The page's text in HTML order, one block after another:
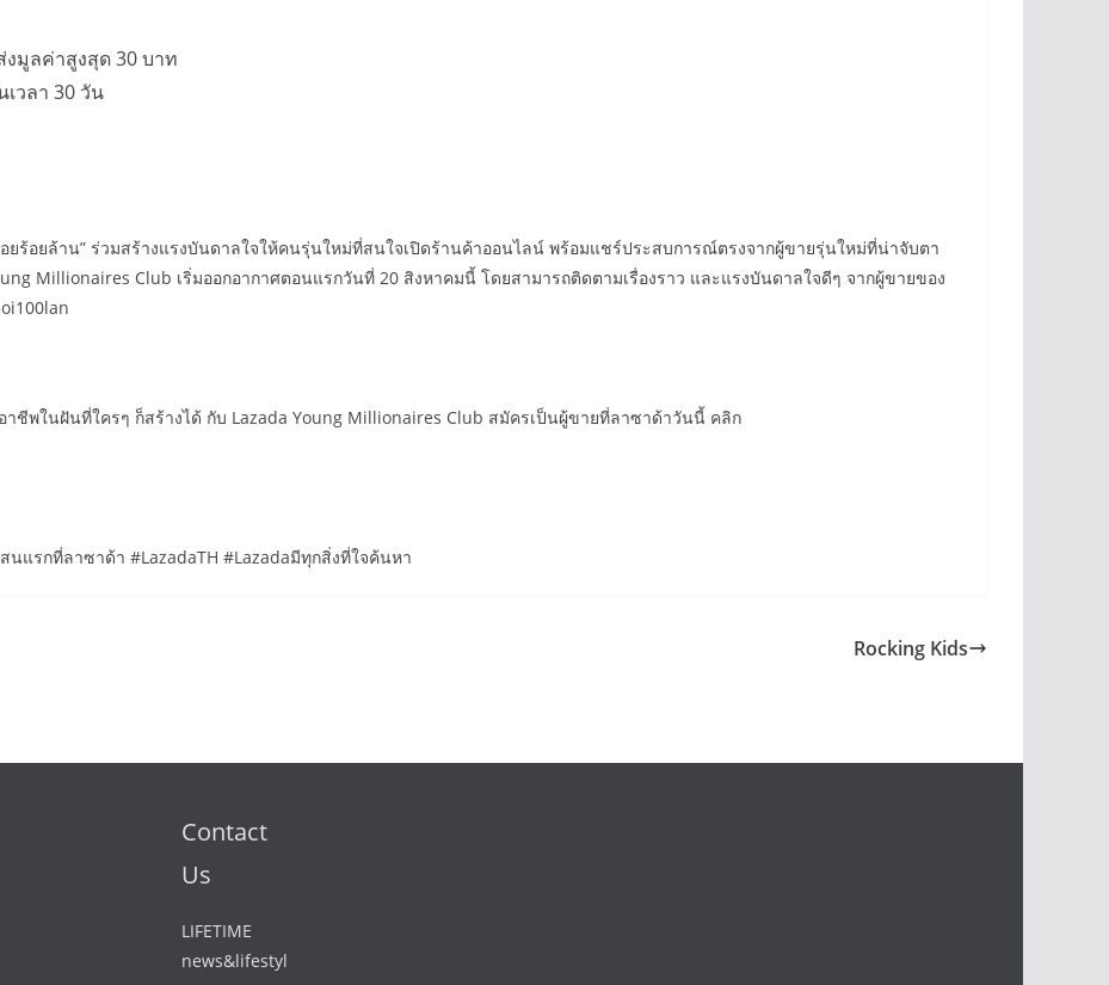
มูลค่าสูงสุด 30 บาท
วลา 30 วัน
ยร้อยล้าน” ร่วมสร้างแรงบันดาลใจให้คนรุ่นใหม่ที่สนใจเปิดร้านค้าออนไลน์ พร้อมแชร์ประสบการณ์ตรงจากผู้ขายรุ่นใหม่ที่น่าจับตา
Millionaires Club เริ่มออกอากาศตอนแรกวันที่ 20 สิงหาคมนี้ โดยสามารถติดตามเรื่องราว และแรงบันดาลใจดีๆ จากผู้ขายของ
ชีพในฝันที่ใครๆ ก็สร้างได้ กับ Lazada Young Millionaires Club สมัครเป็นผู้ขายที่ลาซาด้าวันนี้ คลิก
แรกที่ลาซาด้า #LazadaTH #Lazadaมีทุกสิ่งที่ใจค้นหา
Rocking Kids
Contact
Us
LIFETIME
news&lifestyl